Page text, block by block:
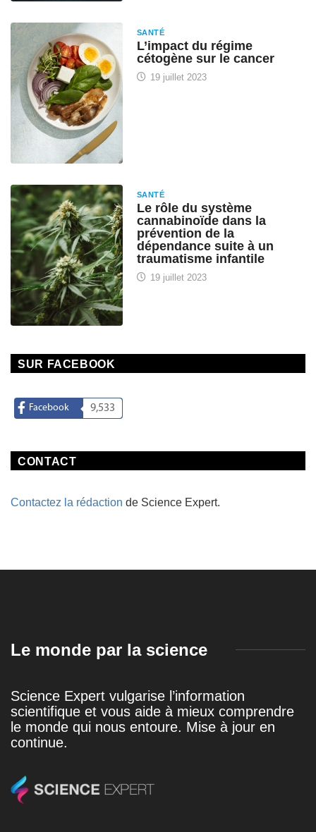
SANTÉ
L’impact du régime
cétogène sur le cancer
19 juillet 2023
SANTÉ
Le rôle du système
cannabinoïde dans la
prévention de la
dépendance suite à un
traumatisme infantile
19 juillet 2023
SUR FACEBOOK
Facebook 9,533
CONTACT
Contactez la rédaction de Science Expert.
Le monde par la science
Science Expert vulgarise l’information
scientifique et vous aide à mieux comprendre
le monde qui nous entoure. Mise à jour en
continue.